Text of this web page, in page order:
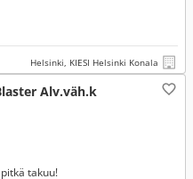
Helsinki, KIESI Helsinki Konala
Alv.väh.k
takuu!